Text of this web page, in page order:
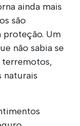
ainda mais
são
proteção. Um
não sabia se
naturais